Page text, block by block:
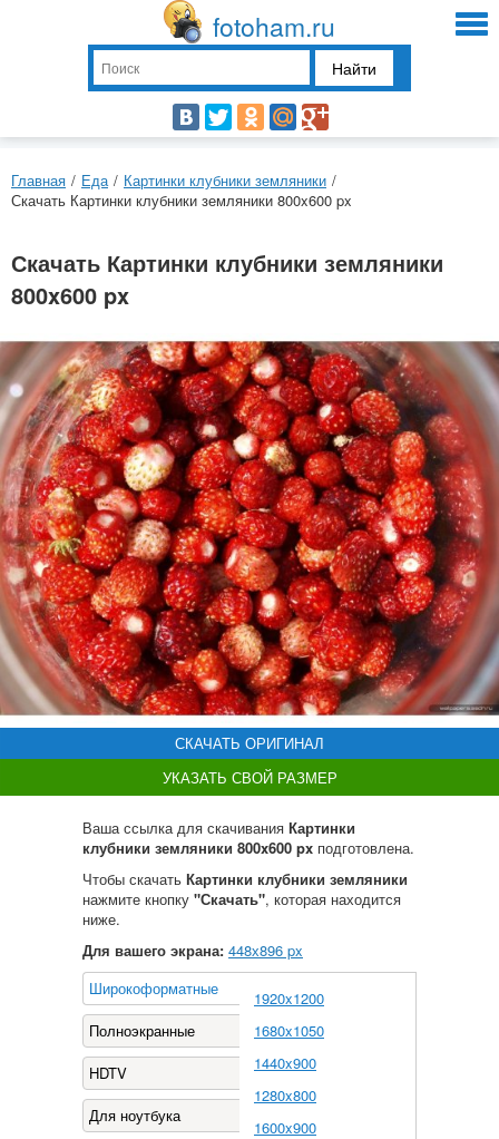
fotoham.ru
Найти
Главная / Еда / Картинки клубники земляники /
Скачать Картинки клубники земляники 800x600 px
Скачать Картинки клубники земляники
800x600 px
СКАЧАТЬ ОРИГИНАЛ
УКАЗАТЬ СВОЙ РАЗМЕР
Ваша ссылка для скачивания Картинки
клубники земляники 800x600 px подготовлена.
Чтобы скачать Картинки клубники земляники
нажмите кнопку "Скачать", которая находится
ниже.
Для вашего экрана: 448х896 px
Широкоформатные
Полноэкранные
HDTV
Для ноутбука
1920x1200
1680x1050
1440x900
1280x800
1600x900